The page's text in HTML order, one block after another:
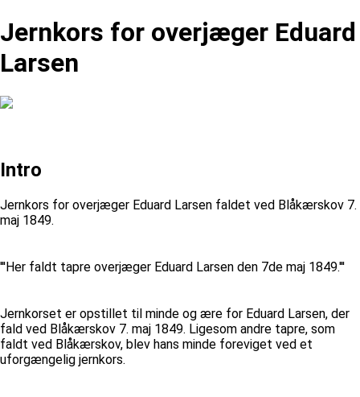
Jernkors for overjæger Eduard
Larsen
Intro
Jernkors for overjæger Eduard Larsen faldet ved Blåkærskov 7.
maj 1849.
'''Her faldt tapre overjæger Eduard Larsen den 7de maj 1849.'''
Jernkorset er opstillet til minde og ære for Eduard Larsen, der
fald ved Blåkærskov 7. maj 1849. Ligesom andre tapre, som
faldt ved Blåkærskov, blev hans minde foreviget ved et
uforgængelig jernkors.